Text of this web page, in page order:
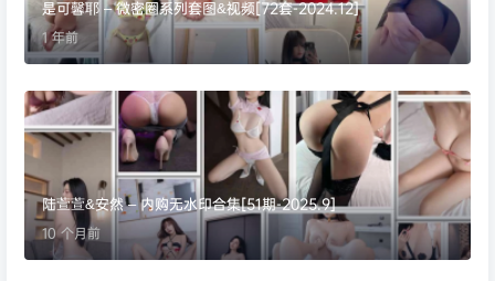
是可馨耶 – 微密圈系列套图&视频[72套-2024.12]
1 年前
陆萱萱&安然 – 内购无水印合集[51期-2025.9]
10 个月前